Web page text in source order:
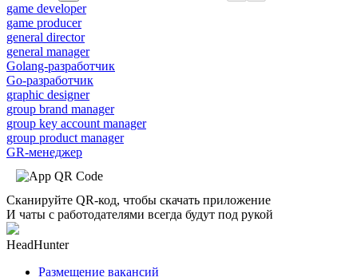
game developer
game producer
general director
general manager
Golang-разработчик
Go-разработчик
graphic designer
group brand manager
group key account manager
group product manager
GR-менеджер
Сканируйте QR-код, чтобы скачать приложение
И чаты с работодателями всегда будут под рукой
HeadHunter
Размещение вакансий